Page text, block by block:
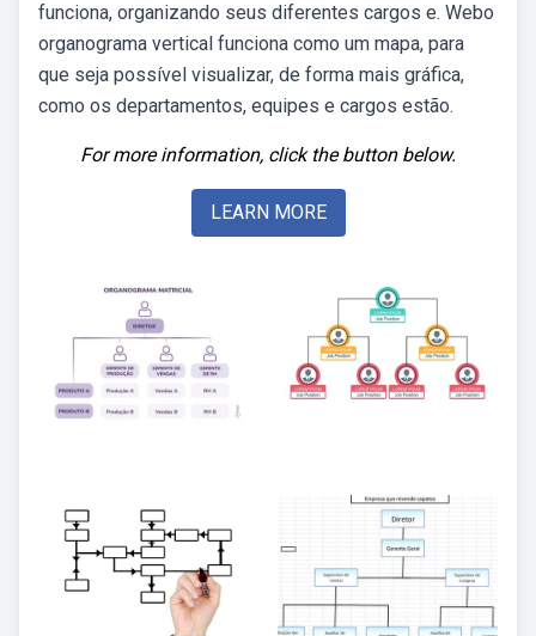
funciona, organizando seus diferentes cargos e. Webo
organograma vertical funciona como um mapa, para
que seja possível visualizar, de forma mais gráfica,
como os departamentos, equipes e cargos estão.
For more information, click the button below.
LEARN MORE